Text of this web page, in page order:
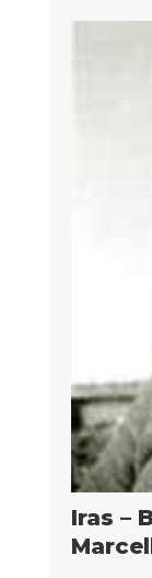
Iras –